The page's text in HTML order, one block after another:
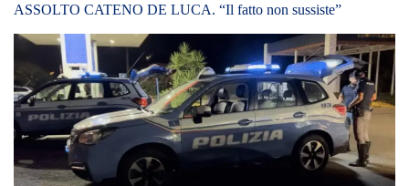
ASSOLTO CATENO DE LUCA. “Il fatto non sussiste”